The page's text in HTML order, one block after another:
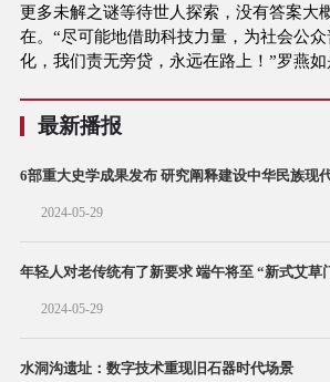
更多未解之谜等待世人探索，没有答案大
在。“尽可能地借助科技力量，为社会公
化，我们责无旁贷，永远在路上！”罗燕如
最新播报
6部重大史学成果发布 研究阐释建设中华民族现
2024-05-29
年轻人对老传统有了新要求 端午将至 “新式艾草
2024-05-29
水洞沟遗址：数字技术重现旧石器时代场景